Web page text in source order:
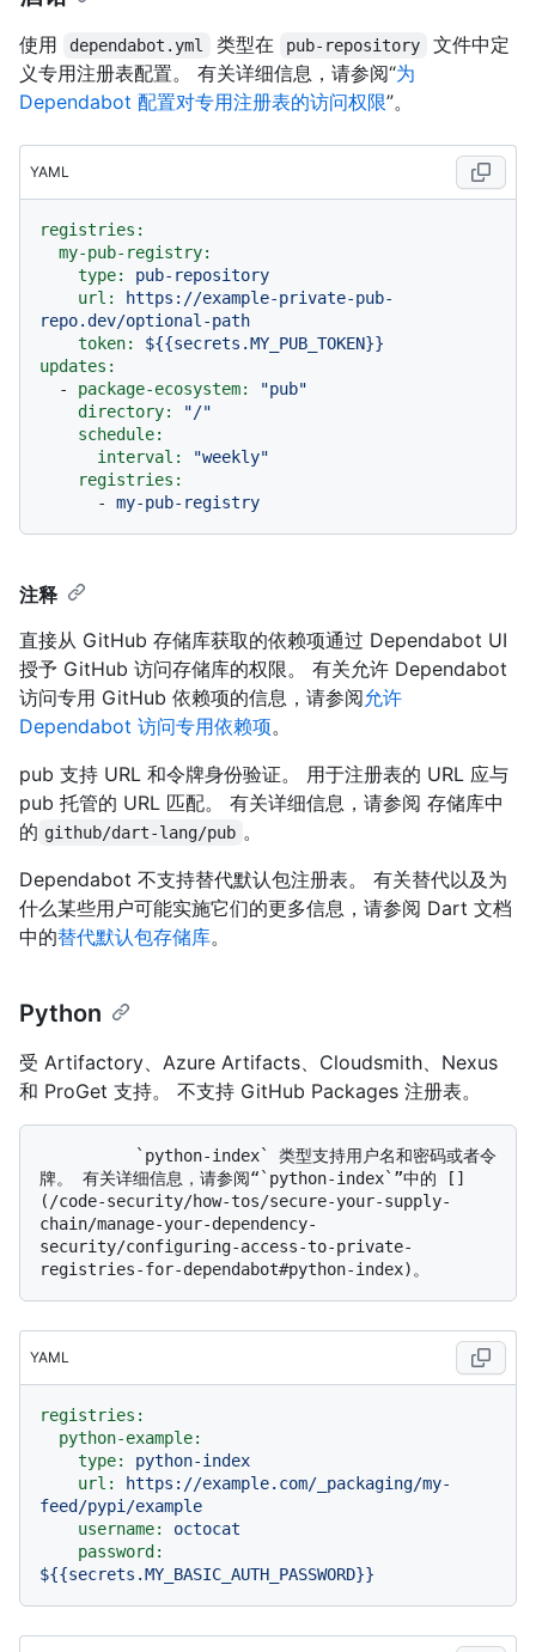
使用 dependabot.yml 类型在 pub-repository
文件中定
义专用注册表配置。 有关详细信息，请参阅“为
Dependabot 配置对专用注册表的访问权限”。
YAML
registries:
my-pub-registry:
type:
pub-repository
url:
https://example-private-pub-
repo.dev/optional-path
token:
${{secrets.MY_PUB_TOKEN}}
updates:
-
package-ecosystem:
"pub"
directory:
"/"
schedule:
interval:
"weekly"
registries:
-
my-pub-registry
注释
直接从 GitHub 存储库获取的依赖项通过 Dependabot UI
授予 GitHub 访问存储库的权限。 有关允许 Dependabot
访问专用 GitHub 依赖项的信息，请参阅允许
Dependabot 访问专用依赖项。
pub 支持 URL 和令牌身份验证。 用于注册表的 URL 应与
pub 托管的 URL 匹配。 有关详细信息，请参阅 存储库中
的 github/dart-lang/pub 。
Dependabot 不支持替代默认包注册表。 有关替代以及为
什么某些用户可能实施它们的更多信息，请参阅 Dart 文档
中的替代默认包存储库。
Python
受 Artifactory、Azure Artifacts、Cloudsmith、Nexus
和 ProGet 支持。 不支持 GitHub Packages 注册表。
牌。 有关详细信息，请参阅“`python-index`”中的 []
(/code-security/how-tos/secure-your-supply-
chain/manage-your-dependency-
security/configuring-access-to-private-
YAML
registries:
python-example:
type:
python-index
url:
https://example.com/_packaging/my-
feed/pypi/example
username:
octocat
password:
${{secrets.MY_BASIC_AUTH_PASSWORD}}